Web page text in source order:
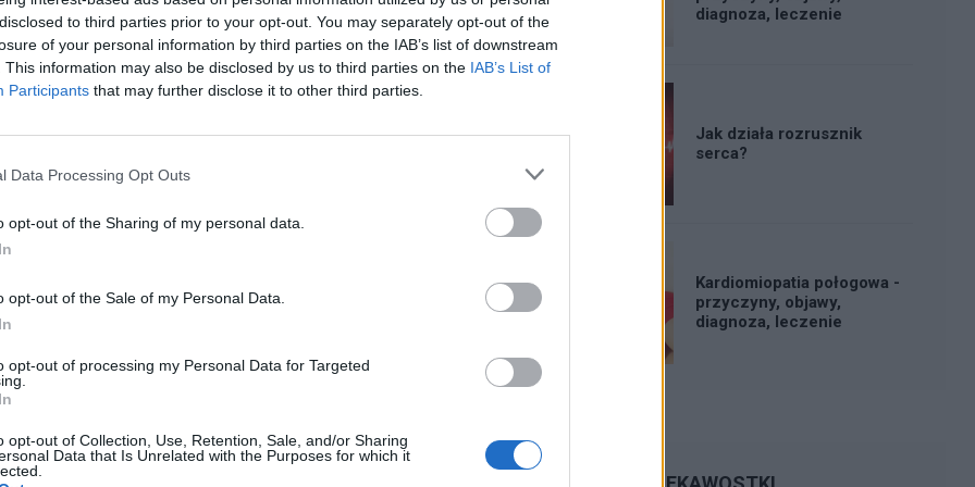
to third parties prior to your opt-out. You may separately opt-out of the
of your personal information by third parties on the IAB’s list of downstream
This information may also be disclosed by us to third parties on the IAB’s List of
Participants that may further disclose it to other third parties.
Data Processing Opt Outs
opt-out of the Sharing of my personal data.
opt-out of the Sale of my Personal Data.
opt-out of processing my Personal Data for Targeted
opt-out of Collection, Use, Retention, Sale, and/or Sharing
Data that Is Unrelated with the Purposes for which it
wiele chorob, w tym najciezszych. jesli chcecie
proszę o interpretację EKG.
Witam, mam pytanie odnośnie ciśnienia, co sądzicie o takim ciśnieniu; 112/68 puls 58
diagnoza, leczenie
Jak działa rozrusznik
serca?
Kardiomiopatia połogowa -
przyczyny, objawy,
diagnoza, leczenie